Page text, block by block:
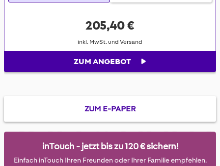
205,40 €
inkl. MwSt. und Versand
ZUM ANGEBOT
ZUM E-PAPER
inTouch - jetzt bis zu 120 € sichern!
Einfach inTouch Ihren Freunden oder Ihrer Familie empfehlen.